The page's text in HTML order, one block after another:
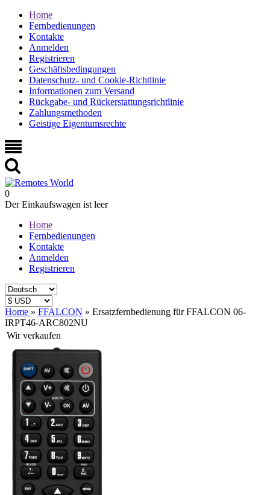
Home
Fernbedienungen
Kontakte
Anmelden
Registrieren
Geschäftsbedingungen
Datenschutz- und Cookie-Richtlinie
Informationen zum Versand
Rückgabe- und Rückerstattungsrichtlinie
Zahlungsmethoden
Geistige Eigentumsrechte
0
Der Einkaufswagen ist leer
Home
Fernbedienungen
Kontakte
Anmelden
Registrieren
Home » FFALCON » Ersatzfernbedienung für FFALCON 06-
IRPT46-ARC802NU
Wir verkaufen